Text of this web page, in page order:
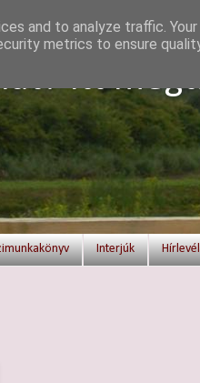
Itt
Interjúk Hírlevél
and to analyze traffic.
metrics to ensure